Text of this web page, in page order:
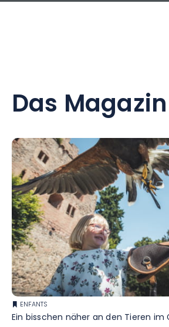
Das Magazin
ENFANTS
Ein bisschen näher an den Tieren im